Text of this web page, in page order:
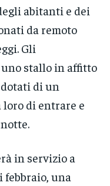
abitanti e dei
da remoto
Gli
stallo in affitto
di un
di entrare e
in servizio a
febbraio, una